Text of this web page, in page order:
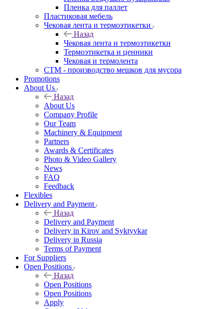
Пленка для паллет
Пластиковая мебель
Чековая лента и термоэтикетки
Назад
Чековая лента и термоэтикетки
Термоэтикетка и ценники
Чековая и термолента
СТМ - производство мешков для мусора
Promotions
About Us
Назад
About Us
Company Profile
Our Team
Machinery & Equipment
Partners
Awards & Certificates
Photo & Video Gallery
News
FAQ
Feedback
Flexibles
Delivery and Payment
Назад
Delivery and Payment
Delivery in Kirov and Syktyvkar
Delivery in Russia
Terms of Payment
For Suppliers
Open Positions
Назад
Open Positions
Open Positions
Apply